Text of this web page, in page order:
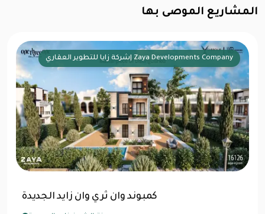
المشاريع الموصى بها
شركة الجابري للتطوير
كمبوند أُنس زايد الجديدة